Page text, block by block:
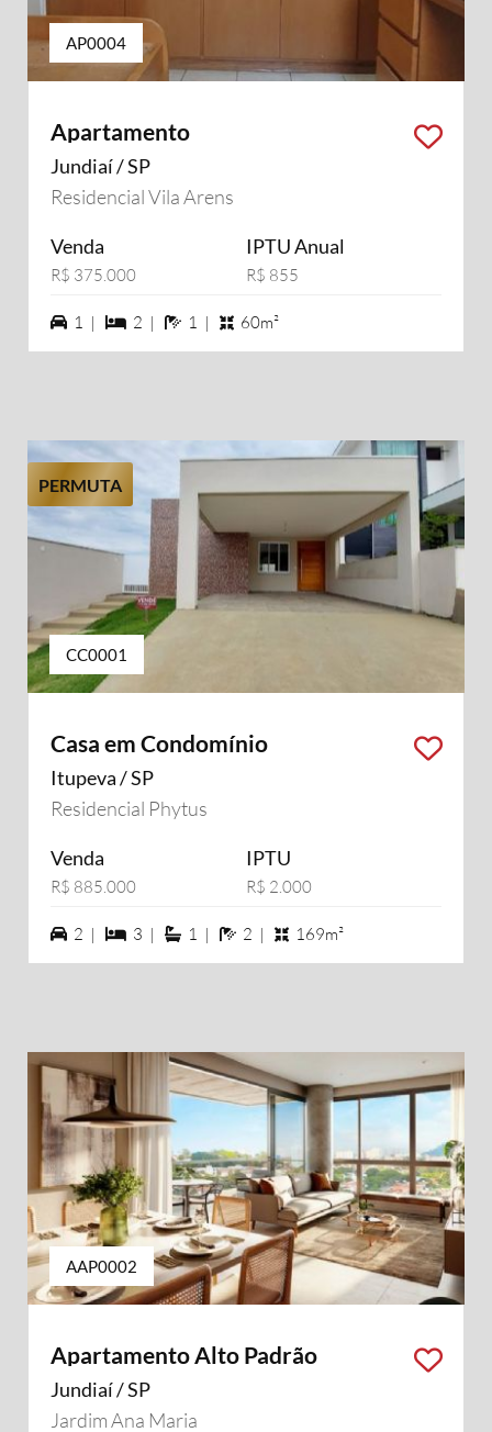
AP0004
Apartamento
Jundiaí / SP
Residencial Vila Arens
Venda
R$ 375.000
IPTU Anual
R$ 855
1 vagas na garagem
1 | 2 dormiórios
2 | 1 banheiros
1 | 60m²
PERMUTA
CC0001
Casa em Condomínio
Itupeva / SP
Residencial Phytus
Venda
R$ 885.000
IPTU
R$ 2.000
2 vagas na garagem
2 | 3 dormiórios
3 | 1 suítes
1 | 2 banheiros
2 | 169m²
AAP0002
Apartamento Alto Padrão
Jundiaí / SP
Jardim Ana Maria